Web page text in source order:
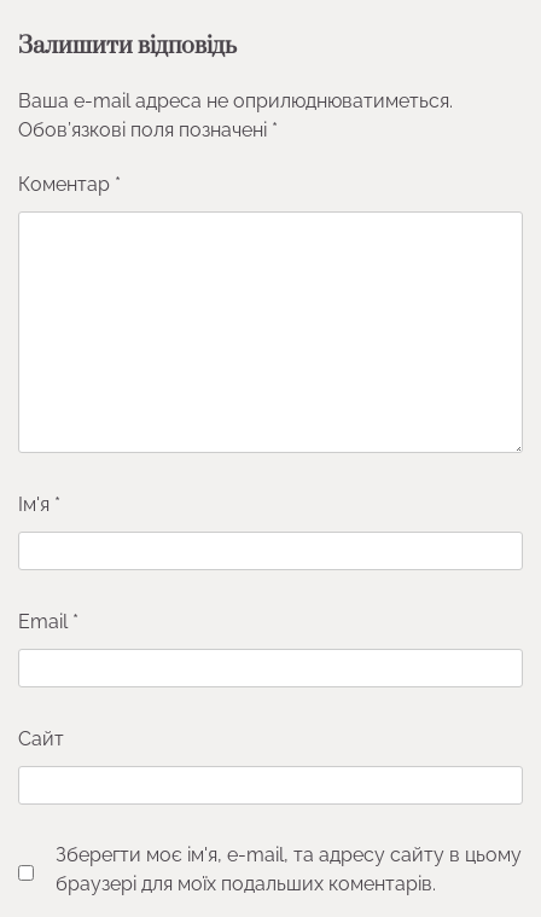
Залишити відповідь
Ваша e-mail адреса не оприлюднюватиметься.
Обов’язкові поля позначені *
Коментар *
Ім'я *
Email *
Сайт
Зберегти моє ім'я, e-mail, та адресу сайту в цьому
браузері для моїх подальших коментарів.